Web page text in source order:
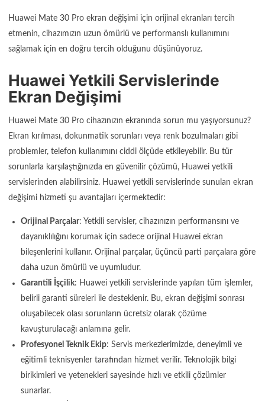
Huawei Mate 30 Pro ekran değişimi için orijinal ekranları tercih
etmenin, cihazımızın uzun ömürlü ve performanslı kullanımını
sağlamak için en doğru tercih olduğunu düşünüyoruz.
Huawei Yetkili Servislerinde
Ekran Değişimi
Huawei Mate 30 Pro cihazınızın ekranında sorun mu yaşıyorsunuz?
Ekran kırılması, dokunmatik sorunları veya renk bozulmaları gibi
problemler, telefon kullanımını ciddi ölçüde etkileyebilir. Bu tür
sorunlarla karşılaştığınızda en güvenilir çözümü, Huawei yetkili
servislerinden alabilirsiniz. Huawei yetkili servislerinde sunulan ekran
değişimi hizmeti şu avantajları içermektedir:
Orijinal Parçalar: Yetkili servisler, cihazınızın performansını ve
dayanıklılığını korumak için sadece orijinal Huawei ekran
bileşenlerini kullanır. Orijinal parçalar, üçüncü parti parçalara göre
daha uzun ömürlü ve uyumludur.
Garantili İşçilik: Huawei yetkili servislerinde yapılan tüm işlemler,
belirli garanti süreleri ile desteklenir. Bu, ekran değişimi sonrası
oluşabilecek olası sorunların ücretsiz olarak çözüme
kavuşturulacağı anlamına gelir.
Profesyonel Teknik Ekip: Servis merkezlerimizde, deneyimli ve
eğitimli teknisyenler tarafından hizmet verilir. Teknolojik bilgi
birikimleri ve yetenekleri sayesinde hızlı ve etkili çözümler
sunarlar.